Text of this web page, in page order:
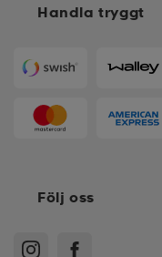
Handla tryggt
Följ oss